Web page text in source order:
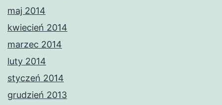
maj 2014
kwiecień 2014
marzec 2014
luty 2014
styczeń 2014
grudzień 2013